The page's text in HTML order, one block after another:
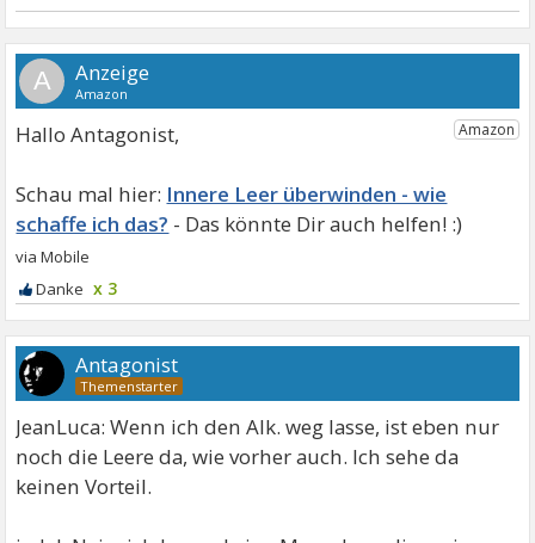
A
Hallo Antagonist,
Innere Leer überwinden - wie
schaffe ich das?
x 3
Antagonist
JeanLuca: Wenn ich den Alk. weg lasse, ist eben nur
noch die Leere da, wie vorher auch. Ich sehe da
keinen Vorteil.